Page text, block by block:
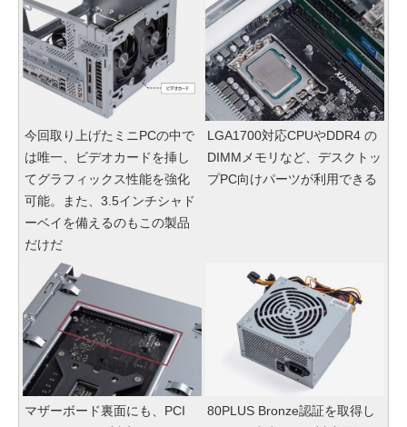
今回取り上げたミニPCの中で
は唯一、ビデオカードを挿し
てグラフィックス性能を強化
可能。また、3.5インチシャド
ーベイを備えるのもこの製品
だけだ
LGA1700対応CPUやDDR4 の
DIMMメモリなど、デスクトッ
プPC向けパーツが利用できる
マザーボード裏面にも、PCI
80PLUS Bronze認証を取得し